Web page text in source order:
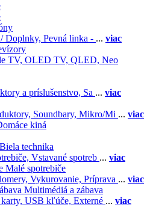
Doplnky, Pevná linka - ... viac
TV, OLED TV, QLED, Neo
a príslušenstvo, Sa ... viac
Soundbary, Mikro/Mi ... viac
kiná
Biela technika
Vstavané spotreb ... viac
Malé spotrebiče
Vykurovanie, Príprava ... viac
Multimédiá a zábava
USB kľúče, Externé ... viac